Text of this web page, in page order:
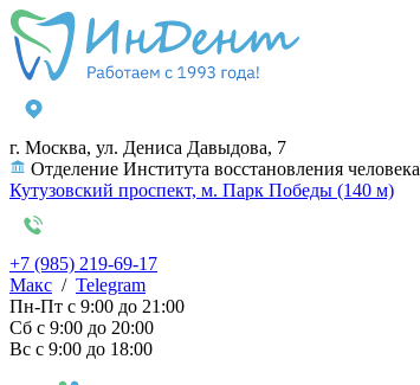
г. Москва, ул. Дениса Давыдова, 7
Отделение Института восстановления человека
Кутузовский проспект, м. Парк Победы (140 м)
+7 (985) 219-69-17
Макс / Telegram
Пн-Пт с 9:00 до 21:00
Сб с 9:00 до 20:00
Вс с 9:00 до 18:00